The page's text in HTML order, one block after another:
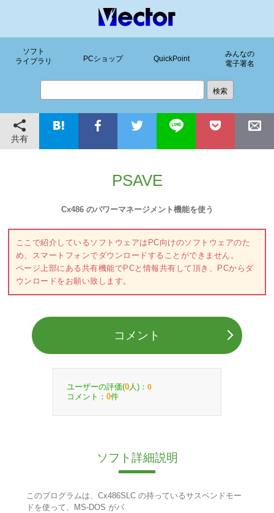
ソフト
ライブラリ
PCショップ QuickPoint
みんなの
電子署名
共有
PSAVE
Cx486 のパワーマネージメント機能を使う
ここで紹介しているソフトウェアはPC向けのソフトウェアのた
め、スマートフォンでダウンロードすることができません。
ページ上部にある共有機能でPCと情報共有して頂き、PCからダ
ウンロードをお願い致します。
コメント
ユーザーの評価(0 人)： 0
コメント： 0件
ソフト詳細説明
このプログラムは、Cx486SLC の持っているサスペンドモー
ドを使って、MS-DOS がバ